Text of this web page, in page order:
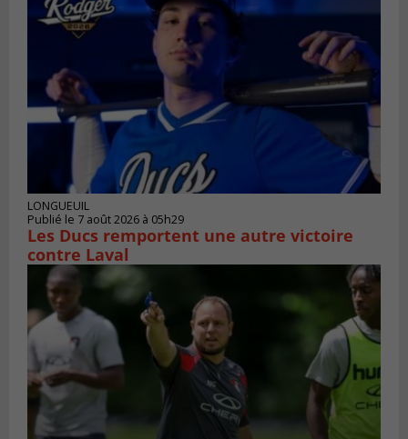
LONGUEUIL
Publié le 7 août 2026 à 05h29
Les Ducs remportent une autre victoire
contre Laval